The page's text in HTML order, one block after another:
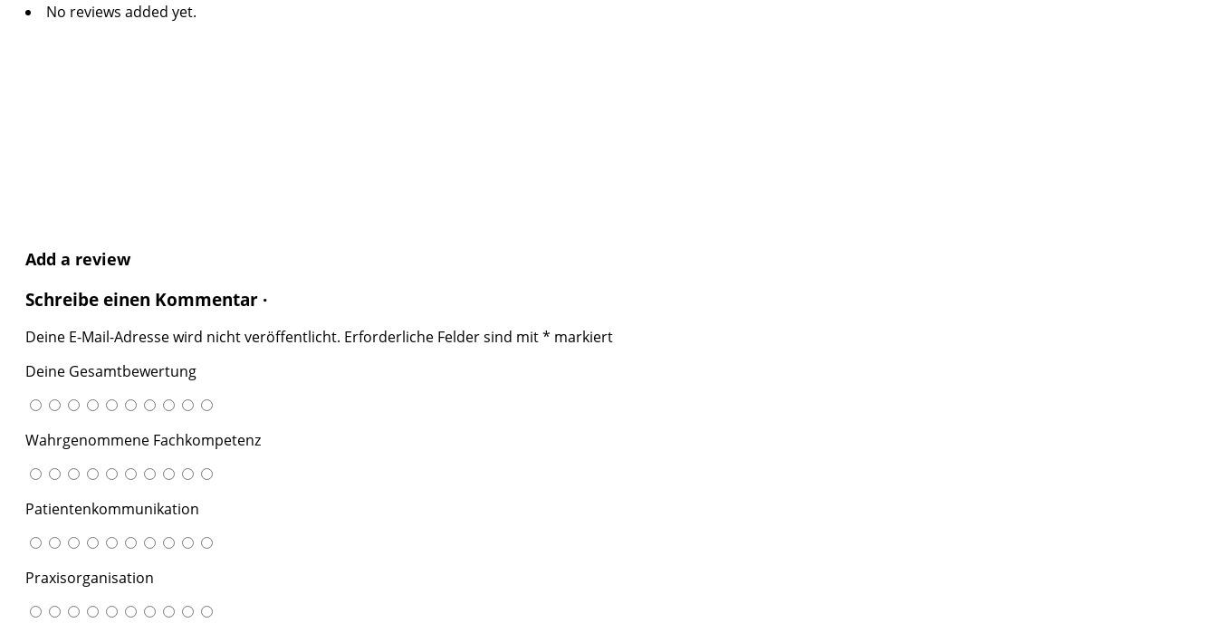
No reviews added yet.
Add a review
Schreibe einen Kommentar ·
Deine E-Mail-Adresse wird nicht veröffentlicht. Erforderliche Felder sind mit* markiert
Deine Gesamtbewertung
Wahrgenommene Fachkompetenz
Patientenkommunikation
Praxisorganisation